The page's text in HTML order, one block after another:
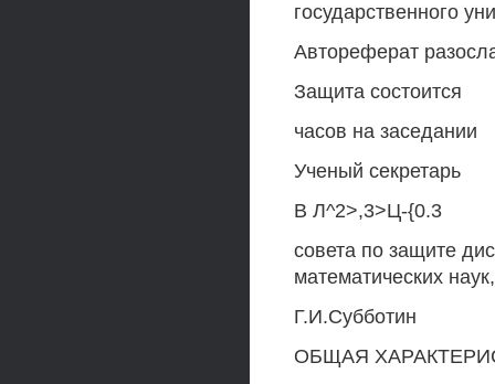
государственного
Автореферат
Защита состоится
часов на заседании
Ученый секретарь
В Л^2>,3>Ц-{0.3
совета по защите
математических
Г.И.Субботин
ОБЩАЯ